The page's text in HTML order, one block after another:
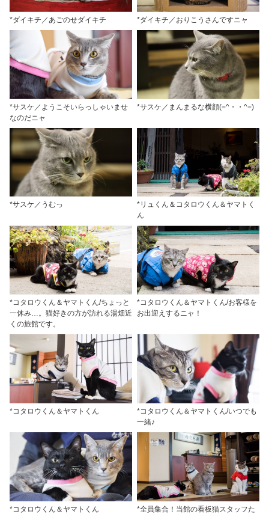
*ダイキチ／あごのせダイキチ *ダイキチ／おりこうさんですニャ
*サスケ／ようこそいらっしゃいませ
なのだニャ
*サスケ／まんまるな横顔(=^・・^=)
*サスケ／うむっ
*リュくん＆コタロウくん＆ヤマトく
ん
*コタロウくん＆ヤマトくん/ちょっと
一休み…。猫好きの方が訪れる湯畑近
くの旅館です。
*コタロウくん＆ヤマトくん/お客様を
お出迎えするニャ！
*コタロウくん＆ヤマトくん
*コタロウくん＆ヤマトくん/いつでも
一緒♪
*コタロウくん＆ヤマトくん
*全員集合！当館の看板猫スタッフた